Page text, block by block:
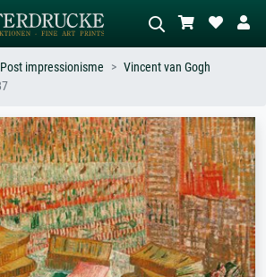
stijl – bijv.
Beschrijf de scène – bijv. groene
weide, abstract met veel rood, donker
olieverfschilderij, staand naakt naast
een boom.
Post impressionisme
Vincent van Gogh